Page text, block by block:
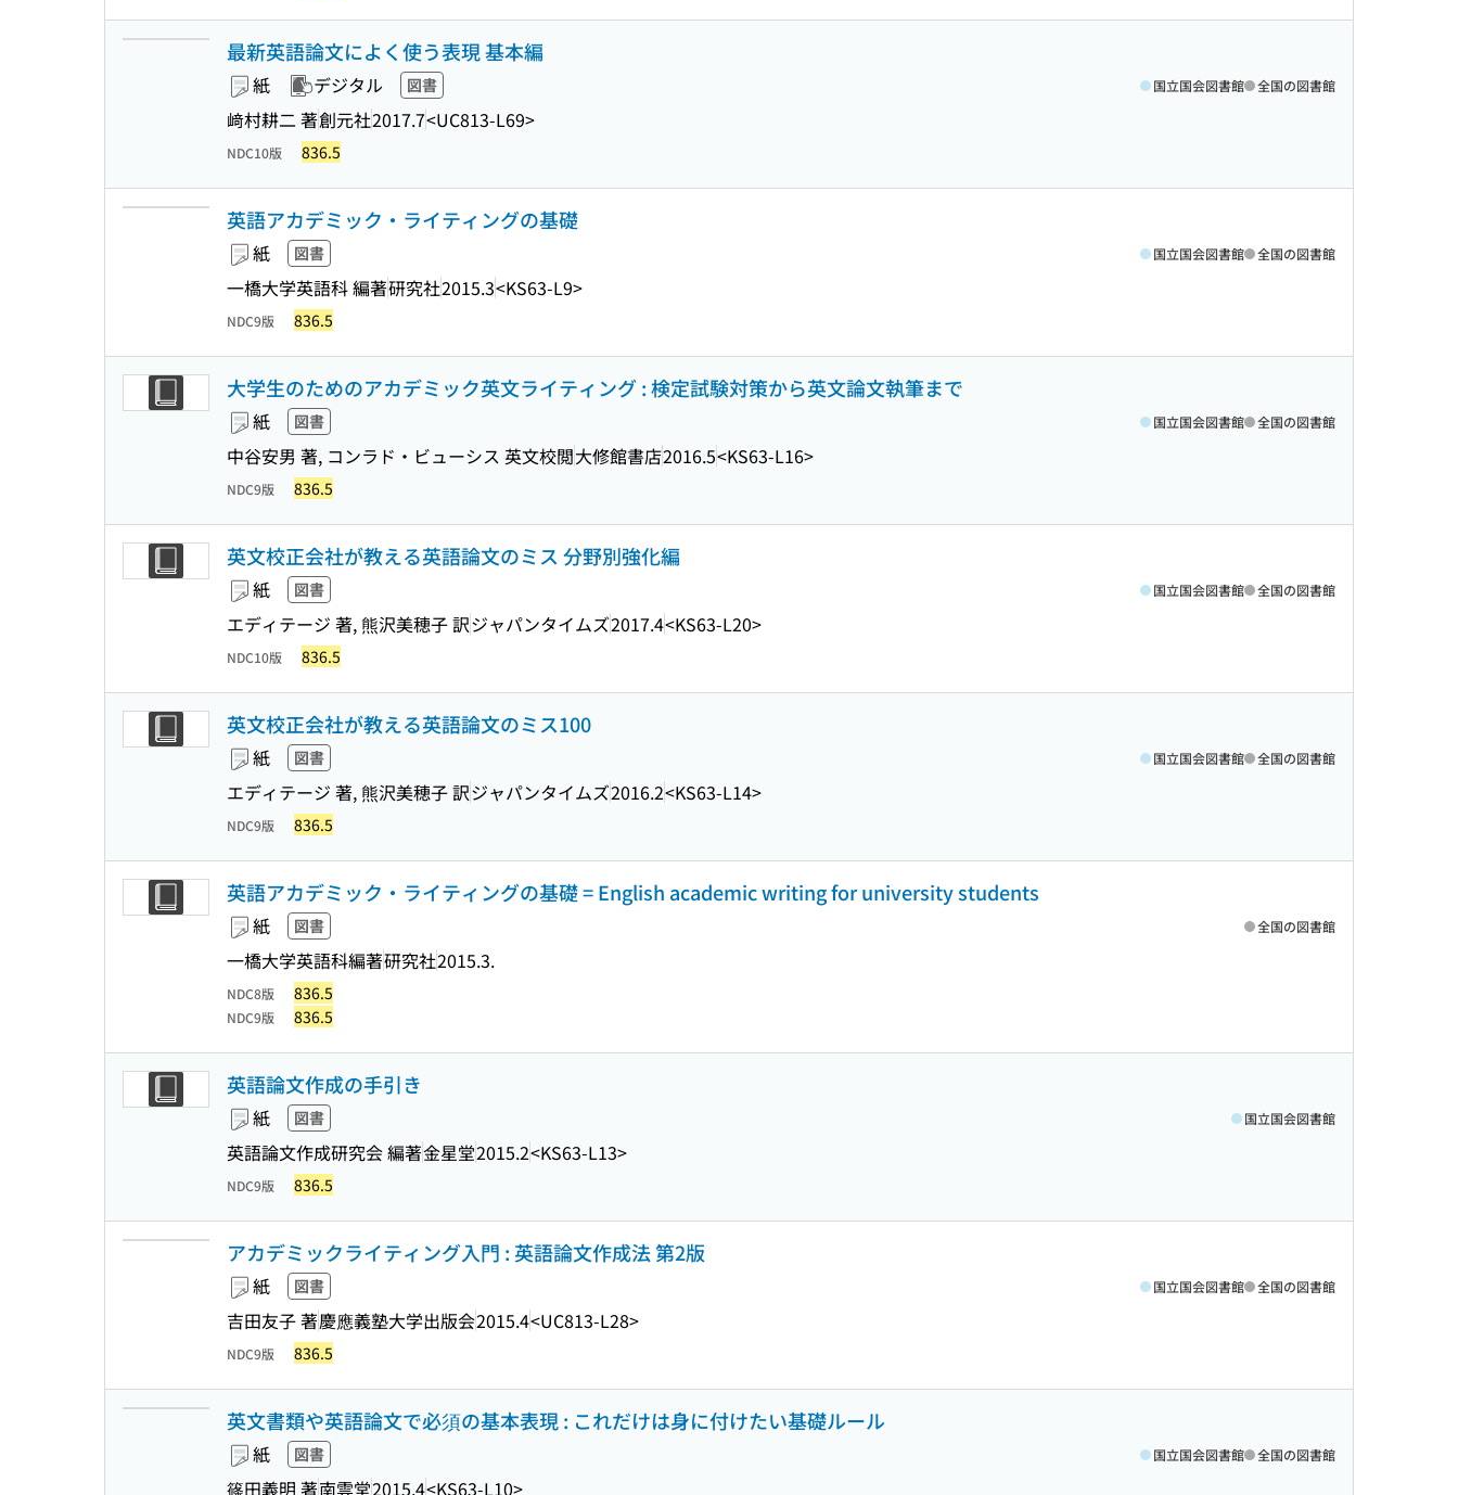
最新英語論文によく使う表現 基本編
紙 デジタル 図書
﨑村耕二 著創元社2017.7<UC813-L69>
国立国会図書館 全国の図書館
NDC10版 836.5
英語アカデミック・ライティングの基礎
紙 図書
一橋大学英語科 編著研究社2015.3<KS63-L9>
国立国会図書館 全国の図書館
NDC9版 836.5
大学生のためのアカデミック英文ライティング : 検定試験対策から英文論文執筆まで
紙 図書
中谷安男 著, コンラド・ビューシス 英文校閲大修館書店2016.5<KS63-L16>
国立国会図書館 全国の図書館
NDC9版 836.5
英文校正会社が教える英語論文のミス 分野別強化編
紙 図書
エディテージ 著, 熊沢美穂子 訳ジャパンタイムズ2017.4<KS63-L20>
国立国会図書館 全国の図書館
NDC10版 836.5
英文校正会社が教える英語論文のミス100
紙 図書
エディテージ 著, 熊沢美穂子 訳ジャパンタイムズ2016.2<KS63-L14>
国立国会図書館 全国の図書館
NDC9版 836.5
英語アカデミック・ライティングの基礎 = English academic writing for university students
紙 図書
一橋大学英語科編著研究社2015.3.
全国の図書館
NDC8版 836.5
NDC9版 836.5
英語論文作成の手引き
紙 図書
英語論文作成研究会 編著金星堂2015.2<KS63-L13>
国立国会図書館
NDC9版 836.5
アカデミックライティング入門 : 英語論文作成法 第2版
紙 図書
吉田友子 著慶應義塾大学出版会2015.4<UC813-L28>
国立国会図書館 全国の図書館
NDC9版 836.5
英文書類や英語論文で必須の基本表現 : これだけは身に付けたい基礎ルール
紙 図書
篠田義明 著南雲堂2015.4<KS63-L10>
国立国会図書館 全国の図書館